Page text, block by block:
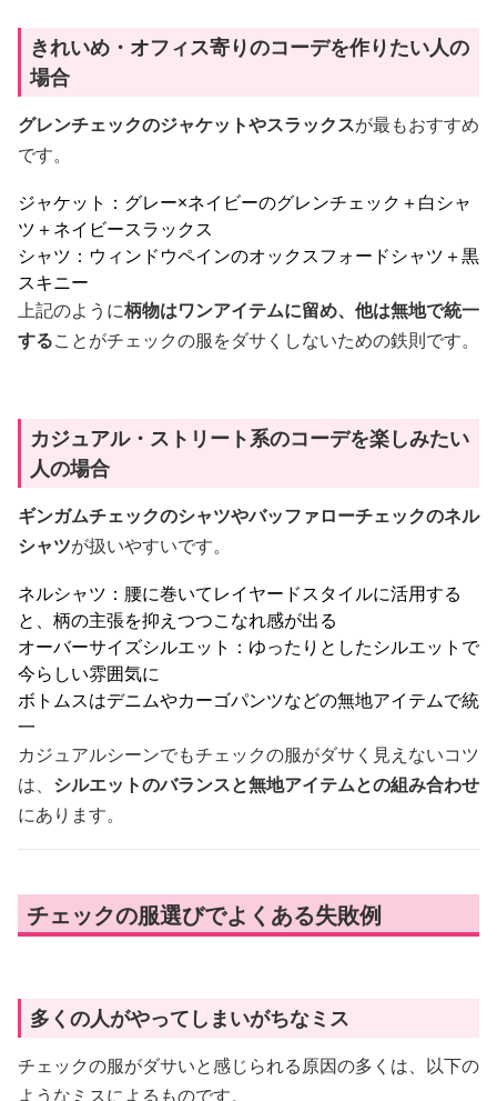
きれいめ・オフィス寄りのコーデを作りたい人の
場合
グレンチェックのジャケットやスラックスが最もおすすめ
です。
ジャケット：グレー×ネイビーのグレンチェック＋白シャ
ツ＋ネイビースラックス
シャツ：ウィンドウペインのオックスフォードシャツ＋黒
スキニー
上記のように柄物はワンアイテムに留め、他は無地で統一
することがチェックの服をダサくしないための鉄則です。
カジュアル・ストリート系のコーデを楽しみたい
人の場合
ギンガムチェックのシャツやバッファローチェックのネル
シャツが扱いやすいです。
ネルシャツ：腰に巻いてレイヤードスタイルに活用する
と、柄の主張を抑えつつこなれ感が出る
オーバーサイズシルエット：ゆったりとしたシルエットで
今らしい雰囲気に
ボトムスはデニムやカーゴパンツなどの無地アイテムで統
一
カジュアルシーンでもチェックの服がダサく見えないコツ
は、 シルエットのバランスと無地アイテムとの組み合わせ
にあります。
チェックの服選びでよくある失敗例
多くの人がやってしまいがちなミス
チェックの服がダサいと感じられる原因の多くは、以下の
ようなミスによるものです。